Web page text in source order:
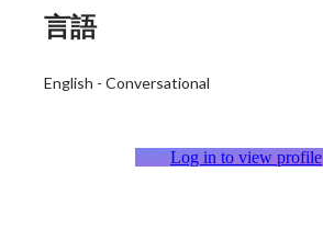
言語
English - Conversational
Log in to view profile